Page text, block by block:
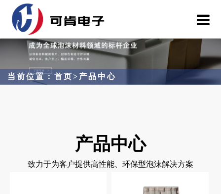
当前位置： 首页> 产品中心
产品中心
致力于为客户提供高性能、环保型泡沫解决方案